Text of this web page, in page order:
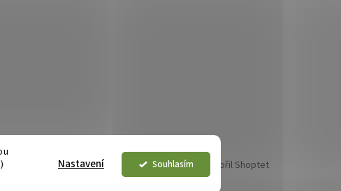
Souhlasím
Nastavení Vytvořil Shoptet